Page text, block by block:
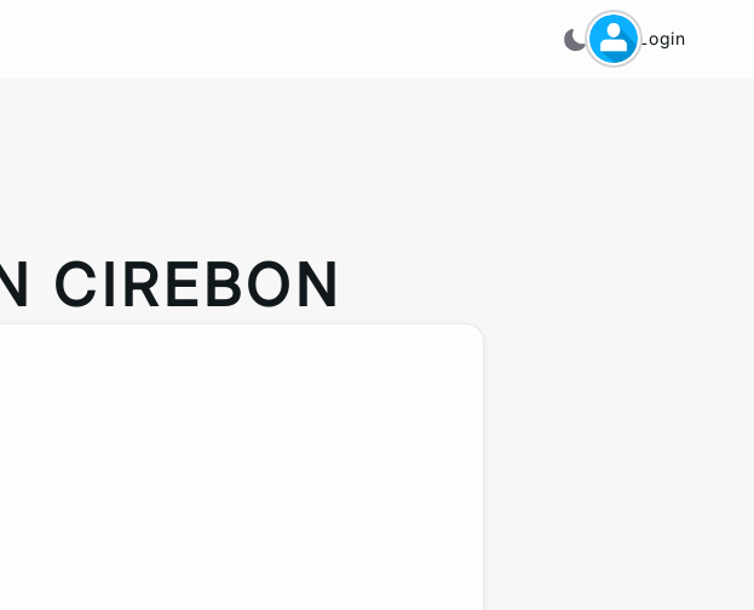
Login
CIREBON